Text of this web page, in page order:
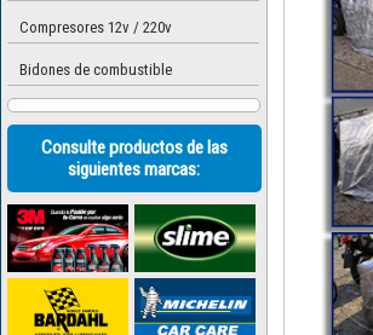
Compresores 12v / 220v
Bidones de combustible
Consulte productos de las
siguientes marcas: